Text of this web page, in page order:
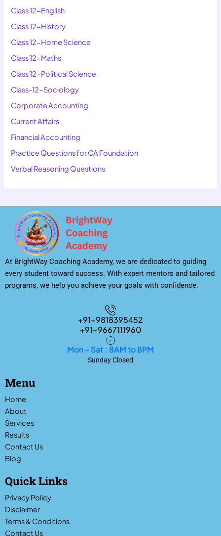
Class 12-English
Class 12-History
Class 12-Home Science
Class 12-Maths
Class 12-Political Science
Class-12-Sociology
Corporate Accounting
Current Affairs
Financial Accounting
Practice Questions for CA Foundation
Verbal Reasoning Questions
At BrightWay Coaching Academy, we are dedicated to guiding
every student toward success. With expert mentors and tailored
programs, we help you achieve your goals with confidence.
+91-9818395452
+91-9667111960
Mon - Sat : 8AM to 8PM
Sunday Closed
Menu
Home
About
Services
Results
Contact Us
Blog
Quick Links
Privacy Policy
Disclaimer
Terms & Conditions
Contact Us